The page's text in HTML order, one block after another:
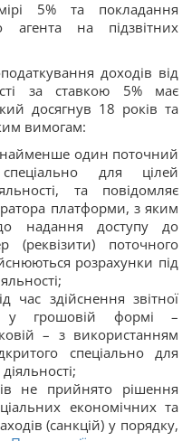
5% та покладання
агента на підзвітних
доходів від
за ставкою 5% має
досягнув 18 років та
вимогам:
один поточний
для цілей
та повідомляє
платформи, з яким
надання доступу до
поточного
розрахунки під
час здійснення звітної
у грошовій формі –
– з використанням
спеціально для
не прийнято рішення
економічних та
(санкцій) у порядку,